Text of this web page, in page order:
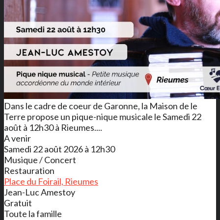
Dans le cadre de coeur de Garonne, la Maison de le
Terre propose un pique-nique musicale le Samedi 22
août à 12h30 à Rieumes....
A venir
Samedi 22 août 2026 à 12h30
Musique / Concert
Restauration
Place du Foirail, Rieumes
Jean-Luc Amestoy
Gratuit
Toute la famille